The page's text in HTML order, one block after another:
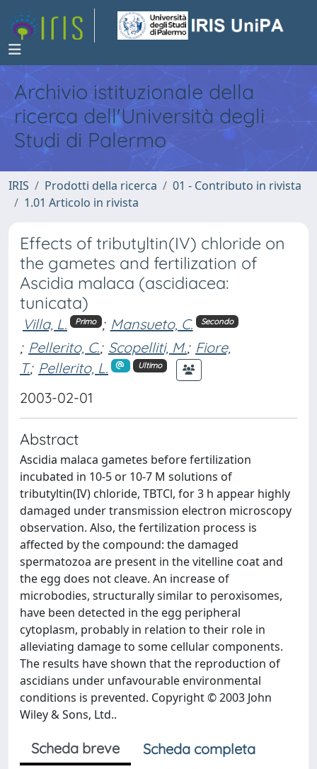
Archivio istituzionale della
ricerca dell'Università degli
Studi di Palermo
IRIS Prodotti della ricerca
01 - Contributo in rivista
1.01 Articolo in rivista
Effects of tributyltin(IV) chloride on
the gametes and fertilization of
Ascidia malaca (ascidiacea:
tunicata)
Villa, L. Primo ; Mansueto, C. Secondo
; Pellerito, C.; Scopelliti, M.; Fiore,
T.; Pellerito, L. Ultimo
2003-02-01
Abstract
Ascidia malaca gametes before fertilization
incubated in 10-5 or 10-7 M solutions of
tributyltin(IV) chloride, TBTCl, for 3 h appear highly
damaged under transmission electron microscopy
observation. Also, the fertilization process is
affected by the compound: the damaged
spermatozoa are present in the vitelline coat and
the egg does not cleave. An increase of
microbodies, structurally similar to peroxisomes,
have been detected in the egg peripheral
cytoplasm, probably in relation to their role in
alleviating damage to some cellular components.
The results have shown that the reproduction of
ascidians under unfavourable environmental
conditions is prevented. Copyright © 2003 John
Wiley & Sons, Ltd..
Scheda breve
Scheda completa